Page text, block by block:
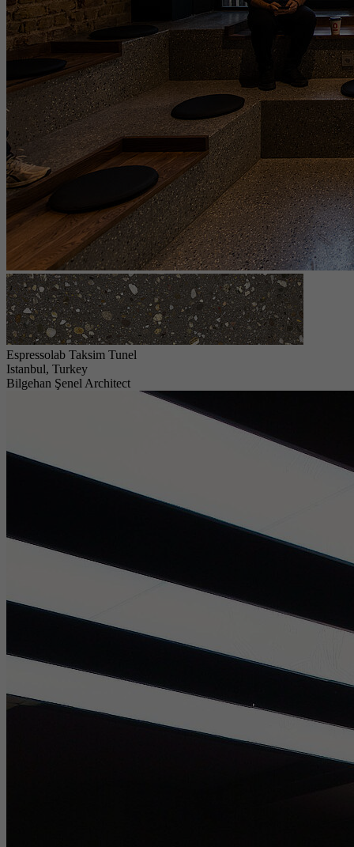
Espressolab Taksim Tunel
Istanbul, Turkey
Bilgehan Şenel Architect